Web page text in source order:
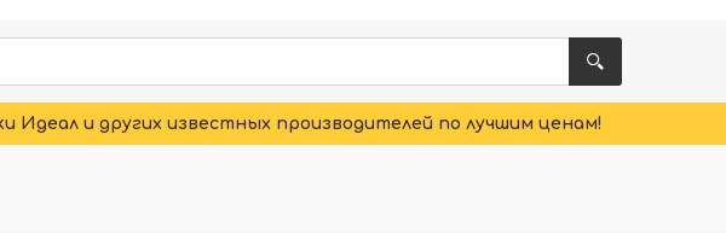
и других известных производителей по лучшим ценам!